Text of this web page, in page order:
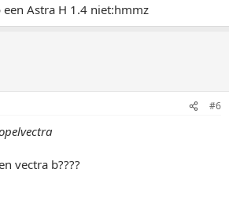
Astra H 1.4 niet:hmmz
#6
vectra b????